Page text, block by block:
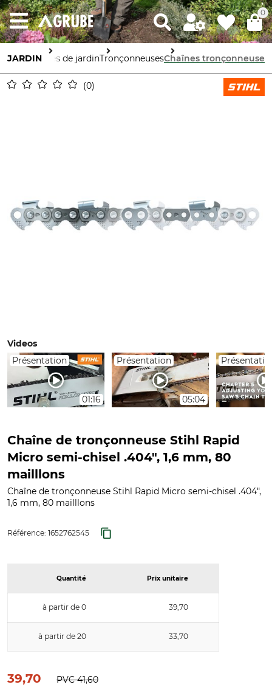
0
JARDIN
Machines de jardinTronçonneusesChaînes tronçonneuse
0
Videos
Présentation
01:16
Présentation
05:04
Chaîne de tronçonneuse Stihl Rapid
Micro semi-chisel .404", 1,6 mm, 80
mailllons
Chaîne de tronçonneuse Stihl Rapid Micro semi-chisel .404",
1,6 mm, 80 mailllons
Référence: 1652762545
Quantité Prix unitaire
à partir de 0 39,70
à partir de 20 33,70
39,70 PVC41,60